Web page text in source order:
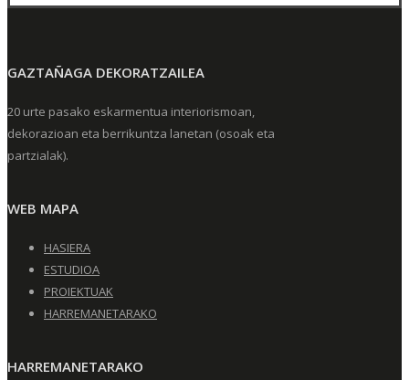
GAZTAÑAGA DEKORATZAILEA
20 urte pasako eskarmentua interiorismoan,
dekorazioan eta berrikuntza lanetan (osoak eta
partzialak).
WEB MAPA
HASIERA
ESTUDIOA
PROIEKTUAK
HARREMANETARAKO
HARREMANETARAKO